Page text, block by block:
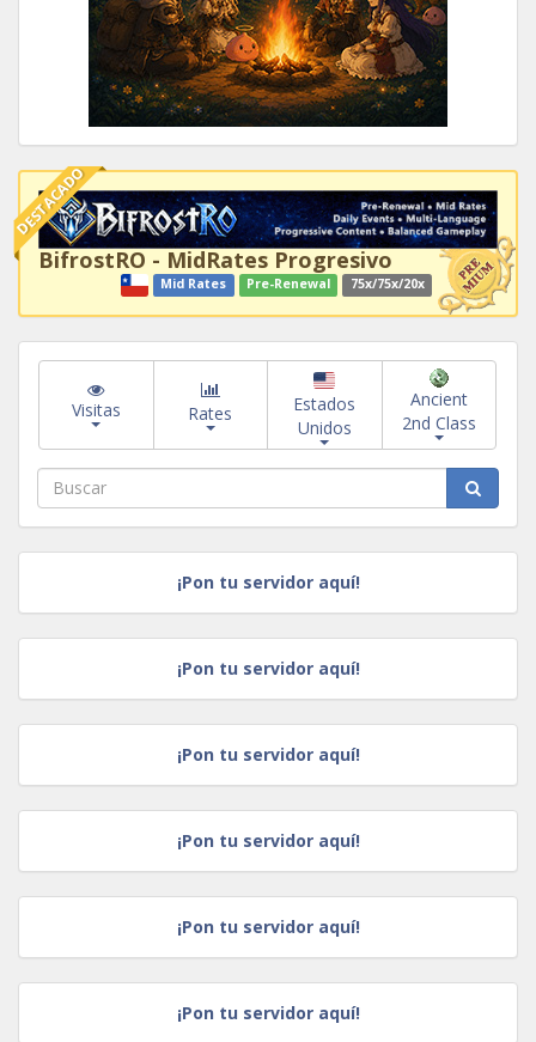
DESTACADO
BifrostRO - MidRates Progresivo
Mid Rates Pre-Renewal 75x/75x/20x
Visitas Rates
Estados
Unidos
Ancient
2nd Class
¡Pon tu servidor aquí!
¡Pon tu servidor aquí!
¡Pon tu servidor aquí!
¡Pon tu servidor aquí!
¡Pon tu servidor aquí!
¡Pon tu servidor aquí!